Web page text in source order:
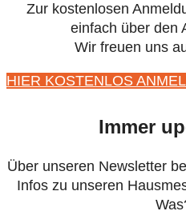
Zur kostenlosen
einfach über den
Wir freuen uns
HIER KOSTENLOS
Immer
Über unseren Newsletter
Infos zu unseren